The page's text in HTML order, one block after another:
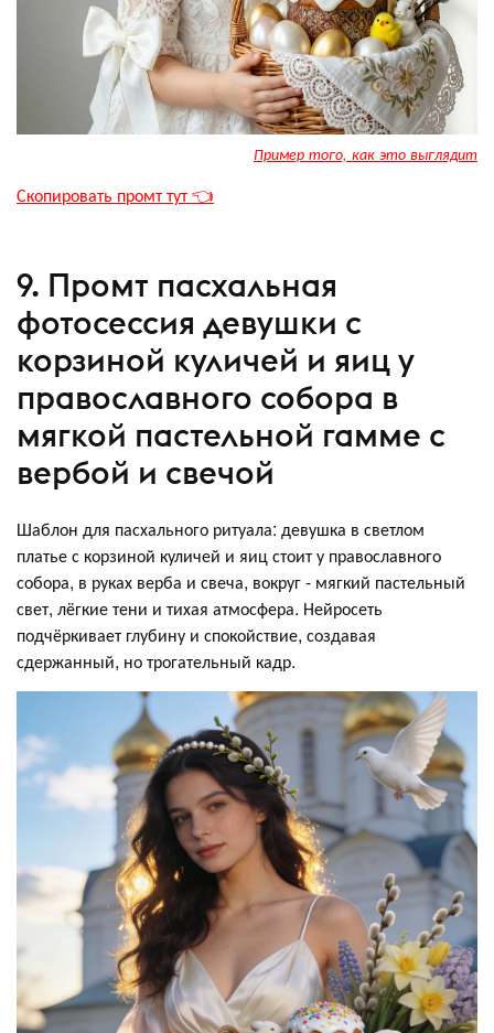
Пример того, как это выглядит
Скопировать промт тут 👈
9. Промт пасхальная
фотосессия девушки с
корзиной куличей и яиц у
православного собора в
мягкой пастельной гамме с
вербой и свечой
Шаблон для пасхального ритуала: девушка в светлом
платье с корзиной куличей и яиц стоит у православного
собора, в руках верба и свеча, вокруг - мягкий пастельный
свет, лёгкие тени и тихая атмосфера. Нейросеть
подчёркивает глубину и спокойствие, создавая
сдержанный, но трогательный кадр.